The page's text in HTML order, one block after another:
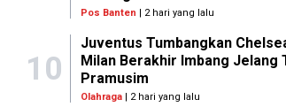
Pos Banten | 2 hari yang lalu
10
Juventus Tumbangkan
Milan Berakhir Imbang Jelang
Pramusim
Olahraga | 2 hari yang lalu